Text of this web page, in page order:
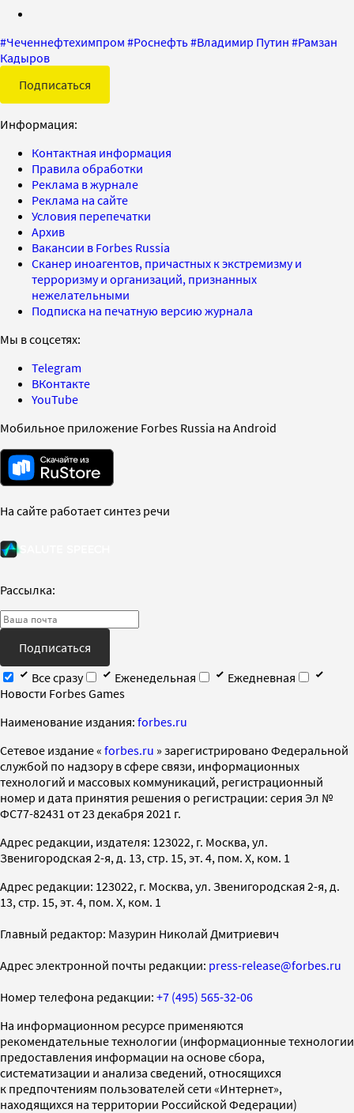
#Чеченнефтехимпром #Роснефть#Владимир Путин #Рамзан
Кадыров
Подписаться
Информация:
Контактная информация
Правила обработки
Реклама в журнале
Реклама на сайте
Условия перепечатки
Архив
Вакансии в Forbes Russia
Сканер иноагентов, причастных к экстремизму и
терроризму и организаций, признанных
нежелательными
Подписка на печатную версию журнала
Мы в соцсетях:
Telegram
ВКонтакте
YouTube
Мобильное приложение Forbes Russia на Android
На сайте работает синтез речи
Рассылка:
Подписаться
Все сразу
Еженедельная
Ежедневная
Новости Forbes Games
Наименование издания: forbes.ru
Cетевое издание « forbes.ru » зарегистрировано Федеральной
службой по надзору в сфере связи, информационных
технологий и массовых коммуникаций, регистрационный
номер и дата принятия решения о регистрации: серия Эл №
ФС77-82431 от 23 декабря 2021 г.
Адрес редакции, издателя: 123022, г. Москва, ул.
Звенигородская 2-я, д. 13, стр. 15, эт. 4, пом. X, ком. 1
Адрес редакции: 123022, г. Москва, ул. Звенигородская 2-я, д.
13, стр. 15, эт. 4, пом. X, ком. 1
Главный редактор: Мазурин Николай Дмитриевич
Адрес электронной почты редакции: press-release@forbes.ru
Номер телефона редакции: +7 (495) 565-32-06
На информационном ресурсе применяются
рекомендательные технологии (информационные технологии
предоставления информации на основе сбора,
систематизации и анализа сведений, относящихся
к предпочтениям пользователей сети «Интернет»,
находящихся на территории Российской Федерации)